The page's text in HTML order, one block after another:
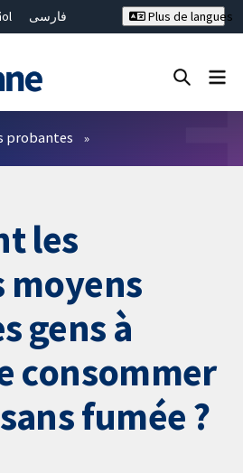
فارسی
體中文
Plus de langues
probantes
les
moyens
gens à
consommer
fumée ?